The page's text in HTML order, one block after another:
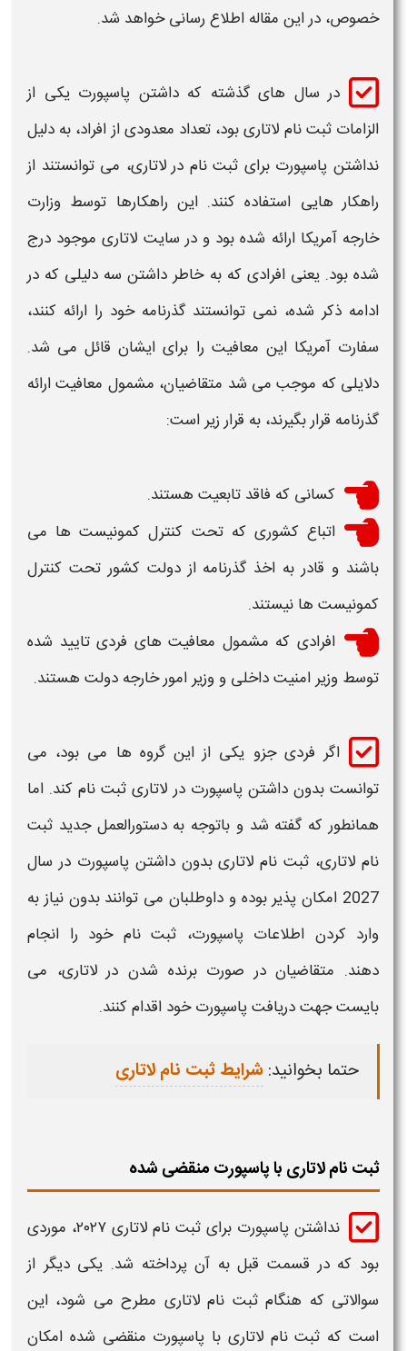
خصوص، در این مقاله اطلاع رسانی خواهد شد.
در سال های گذشته که داشتن پاسپورت یکی از
الزامات ثبت نام لاتاری بود، تعداد معدودی از افراد، به دلیل
نداشتن پاسپورت برای ثبت نام در لاتاری، می توانستند از
راهکار هایی استفاده کنند. این راهکارها توسط وزارت
خارجه آمریکا ارائه شده بود و در سایت لاتاریموجود درج
شده بود. یعنی افرادی که به خاطر داشتن سه دلیلی که در
ادامه ذکر شده، نمی توانستند گذرنامه خود را ارائه کنند،
سفارتآمریکا این معافیت را برای ایشان قائل می شد.
دلایلی که موجب می شد متقاضیان، مشمول معافیت ارائه
گذرنامه قرار بگیرند، به قرار زیر است:
کسانی که فاقد تابعیت هستند.
اتباع کشوری که تحت کنترل کمونیست ها می
باشند و قادر به اخذ گذرنامه از دولت کشور تحت کنترل
کمونیست ها نیستند.
افرادی که مشمول معافیت های فردی تایید شده
توسط وزیر امنیت داخلی و وزیر امور خارجه دولت هستند.
اگر فردی جزو یکی از این گروه ها می بود، می
توانستبدون داشتن پاسپورت در لاتاری ثبت نامکند. اما
همانطور که گفته شد و باتوجه به دستورالعمل جدید ثبت
نام لاتاری، ثبت نام لاتاری بدون داشتن پاسپورت در سال
2027 امکان پذیر بوده و داوطلبان می توانند بدون نیاز به
وارد کردن اطلاعاتپاسپورت، ثبت نام خود را انجام
دهند. متقاضیان در صورت برنده شدن درلاتاری، می
بایست جهت دریافتپاسپورتخود اقدام کنند.
حتما بخوانید:شرایط ثبت نام لاتاری
ثبت نام لاتاری با پاسپورت منقضی شده
نداشتن پاسپورت برای ثبت نام لاتاری ۲۰۲۷
، موردی
بود که در قسمت قبل به آن پرداخته شد. یکی دیگر از
سوالاتی که هنگامثبت نام لاتاری مطرح می شود، این
است که ثبت نام لاتاری با پاسپورت منقضی شده امکان